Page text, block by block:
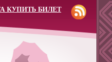
КУПИТЬ БИЛЕТ